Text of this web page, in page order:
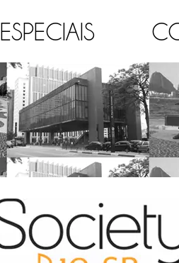
ESPECIAIS